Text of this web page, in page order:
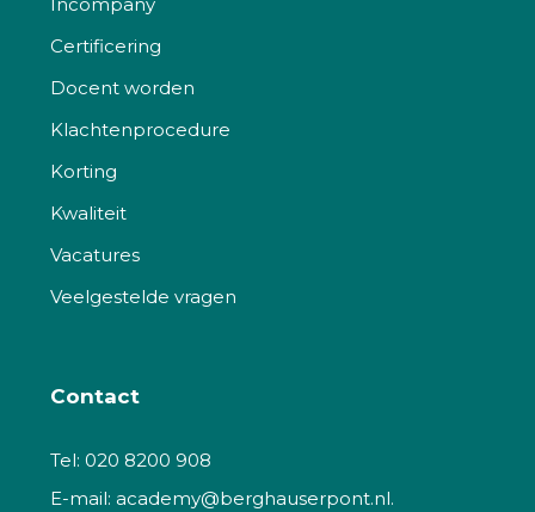
Certificering
Docent worden
Klachtenprocedure
Korting
Kwaliteit
Vacatures
Veelgestelde vragen
Contact
Tel: 020 8200 908
E-mail: academy@berghauserpont.nl.